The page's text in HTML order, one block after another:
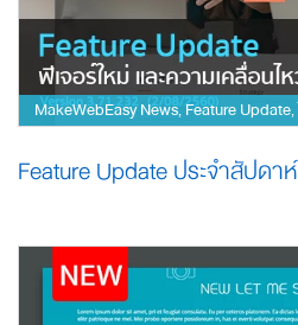
MakeWebEasy News,Feature Update,
Feature Update ประจำสัปด